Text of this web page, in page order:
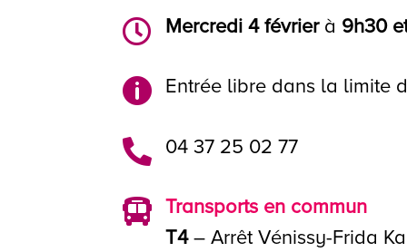
 Mercredi 4 février à 9h30
 Entrée libre dans la limite
 04 37 25 02 77
 Transports en commun
T4– Arrêt Vénissy-Frida